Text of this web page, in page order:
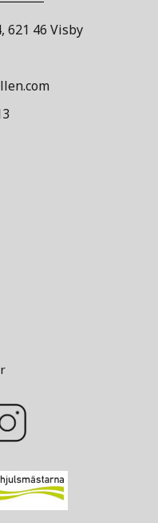
621 46 Visby